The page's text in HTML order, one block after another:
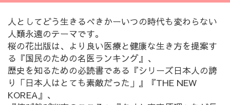
人としてどう生きるべきかーいつの時代も変わらない
人類永遠のテーマです。
桜の花出版は、より良い医療と健康な生き方を提案す
る『国民のための名医ランキング』、
歴史を知るための必読書である『シリーズ日本人の誇
り「日本人はとても素敵だった」』『THE NEW
KOREA』、